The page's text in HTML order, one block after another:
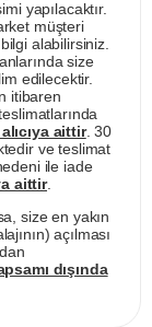
yapılacaktır.
müşteri
alabilirsiniz.
size
edilecektir.
itibaren
aittir. 30
ve teslimat
ile iade
aittir.
size en yakın
açılması
dışında